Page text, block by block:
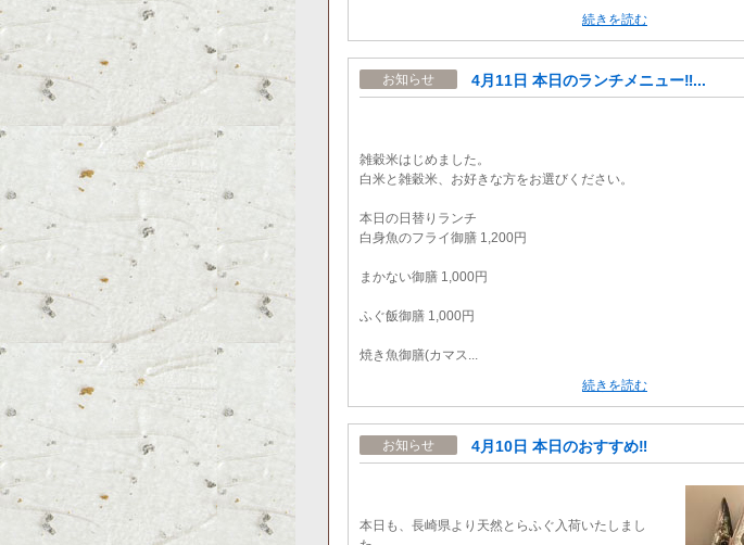
続きを読む
お知らせ 4月11日 本日のランチメニュー‼...
雑穀米はじめました。
白米と雑穀米、お好きな方をお選びください。
本日の日替りランチ
白身魚のフライ御膳 1,200円
まかない御膳 1,000円
ふぐ飯御膳 1,000円
焼き魚御膳(カマス...
続きを読む
お知らせ 4月10日 本日のおすすめ‼️
本日も、長崎県より天然とらふぐ入荷いたしまし